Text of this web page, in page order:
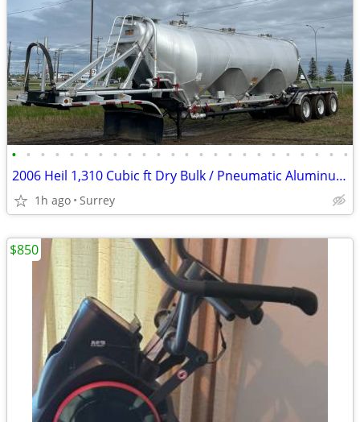
• • • • • • • • • • • • • • • • • • • • • • • •
2006 Heil 1,310 Cubic ft Dry Bulk / Pneumatic Aluminum Tank Trailer
1h ago Surrey
$850